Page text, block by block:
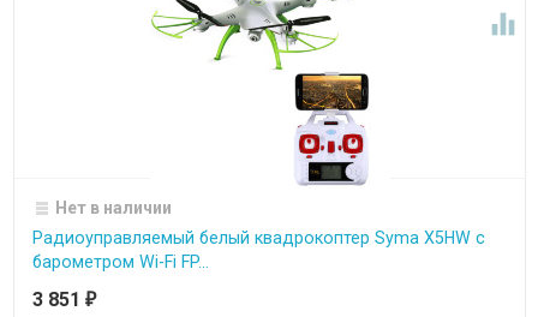

Нет в наличии
Радиоуправляемый белый квадрокоптер Syma X5HW с
барометром Wi-Fi FP...
3 851 ₽